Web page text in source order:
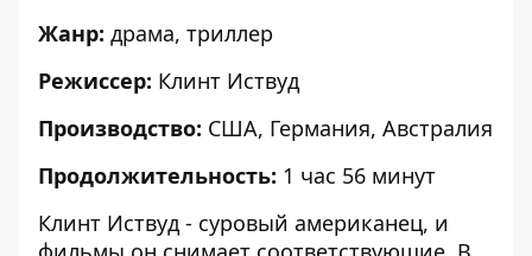
Жанр: драма, триллер
Режиссер: Клинт Иствуд
Производство: США, Германия, Австралия
Продолжительность: 1 час 56 минут
Клинт Иствуд - суровый американец, и